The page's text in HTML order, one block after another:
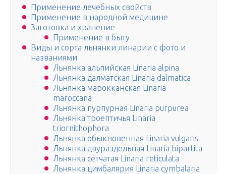
Применение лечебных свойств
Применение в народной медицине
Заготовка и хранение
Применение в быту
Виды и сорта льнянки линарии с фото и
названиями
Льнянка альпийская Linaria alpina
Льнянка далматская Linaria dalmatica
Льнянка марокканская Linaria
maroccana
Льнянка пурпурная Linaria purpurea
Льнянка троептичья Linaria
triornithophora
Льнянка обыкновенная Linaria vulgaris
Льнянка двураздельная Linaria bipartita
Льнянка сетчатая Linaria reticulata
Льнянка цимбалярия Linaria cymbalaria